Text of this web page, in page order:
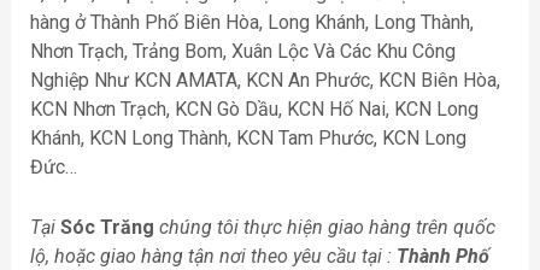
hàng ở Thành Phố Biên Hòa, Long Khánh, Long Thành,
Nhơn Trạch, Trảng Bom, Xuân Lộc Và Các Khu Công
Nghiệp Như KCN AMATA, KCN An Phước, KCN Biên Hòa,
KCN Nhơn Trạch, KCN Gò Dầu, KCN Hố Nai, KCN Long
Khánh, KCN Long Thành, KCN Tam Phước, KCN Long
Đức…
Tại Sóc Trăng chúng tôi thực hiện giao hàng trên quốc
lộ, hoặc giao hàng tận nơi theo yêu cầu tại : Thành Phố